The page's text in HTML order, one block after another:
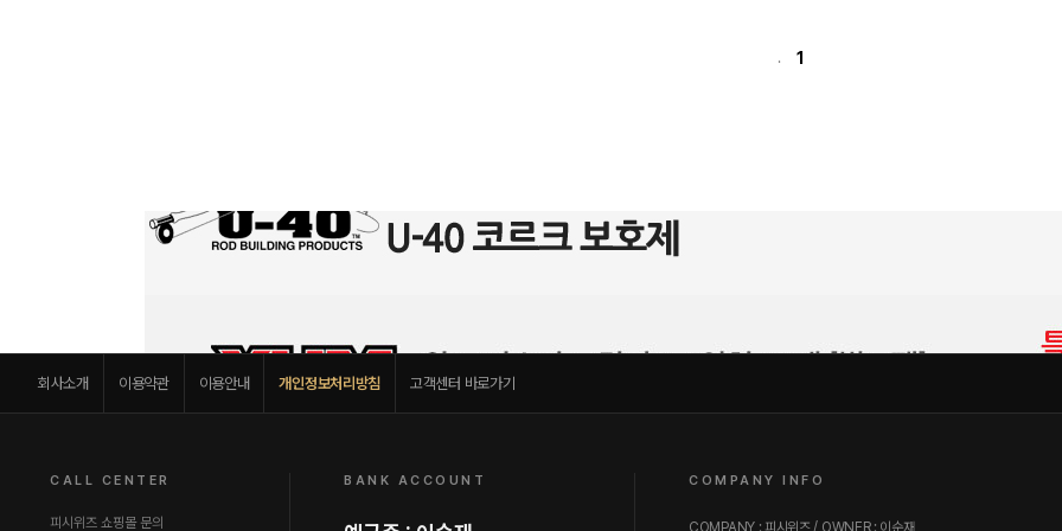
. 1
회사소개 이용약관 이용안내 개인정보처리방침 고객센터 바로가기
CALL CENTER
피시위즈 쇼핑몰 문의
BANK ACCOUNT COMPANY INFO
COMPANY : 피시위즈 / OWNER : 이순재